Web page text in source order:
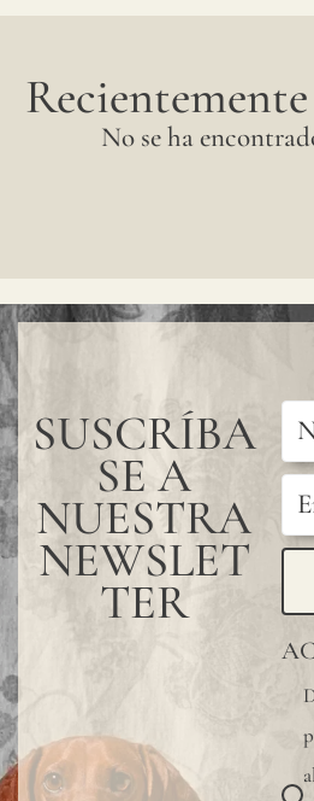
No se ha
SUSCRÍBA
SE A
NUESTRA
NEWSLET
TER